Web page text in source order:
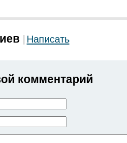
Написать
комментарий